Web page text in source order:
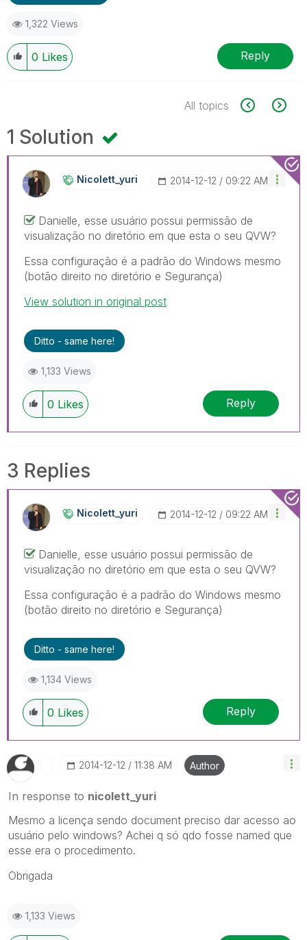
1,322 Views
0 Likes Reply
All topics
1 Solution
Nicolett_yuri ‎2014-12-12 09:22 AM
Danielle, esse usuário possui permissão de
visualização no diretório em que esta o seu QVW?
Essa configuração é a padrão do Windows mesmo
(botão direito no diretório e Segurança)
View solution in original post
Ditto - same here!
1,133 Views
0 Likes Reply
3 Replies
Nicolett_yuri ‎2014-12-12 09:22 AM
Danielle, esse usuário possui permissão de
visualização no diretório em que esta o seu QVW?
Essa configuração é a padrão do Windows mesmo
(botão direito no diretório e Segurança)
Ditto - same here!
1,134 Views
0 Likes Reply
‎2014-12-12 11:38 AM Author
In response to nicolett_yuri
Mesmo a licença sendo document preciso dar acesso ao
usuário pelo windows? Achei q só qdo fosse named que
esse era o procedimento.
Obrigada
1,133 Views